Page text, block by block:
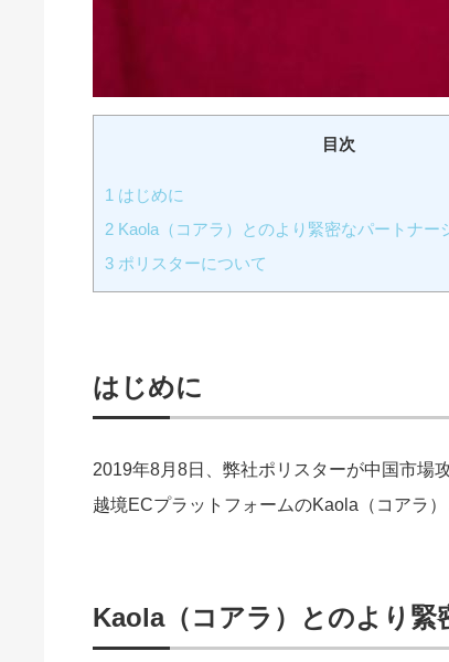
目次
1 はじめに
2 Kaola（コアラ）とのより緊密なパートナー
3 ポリスターについて
はじめに
2019年8月8日、弊社ポリスターが中国市場
越境ECプラットフォームのKaola（コアラ
Kaola（コアラ）とのより緊